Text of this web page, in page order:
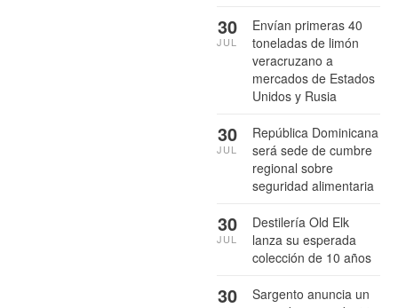
Envían primeras 40
toneladas de limón
veracruzano a
mercados de Estados
Unidos y Rusia
30
JUL
República Dominicana
será sede de cumbre
regional sobre
seguridad alimentaria
30
JUL
Destilería Old Elk
lanza su esperada
colección de 10 años
30
JUL
Sargento anuncia un
30